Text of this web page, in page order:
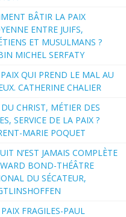
BÂTIR LA PAIX
ENTRE JUIFS,
ET MUSULMANS ?
MICHEL SERFATY
QUI PREND LE MAL AU
CATHERINE CHALIER
CHRIST, MÉTIER DES
SERVICE DE LA PAIX ?
MARIE POQUET
N’EST JAMAIS COMPLÈTE
BOND-THÉÂTRE
DU SÉCATEUR,
FRAGILES-PAUL